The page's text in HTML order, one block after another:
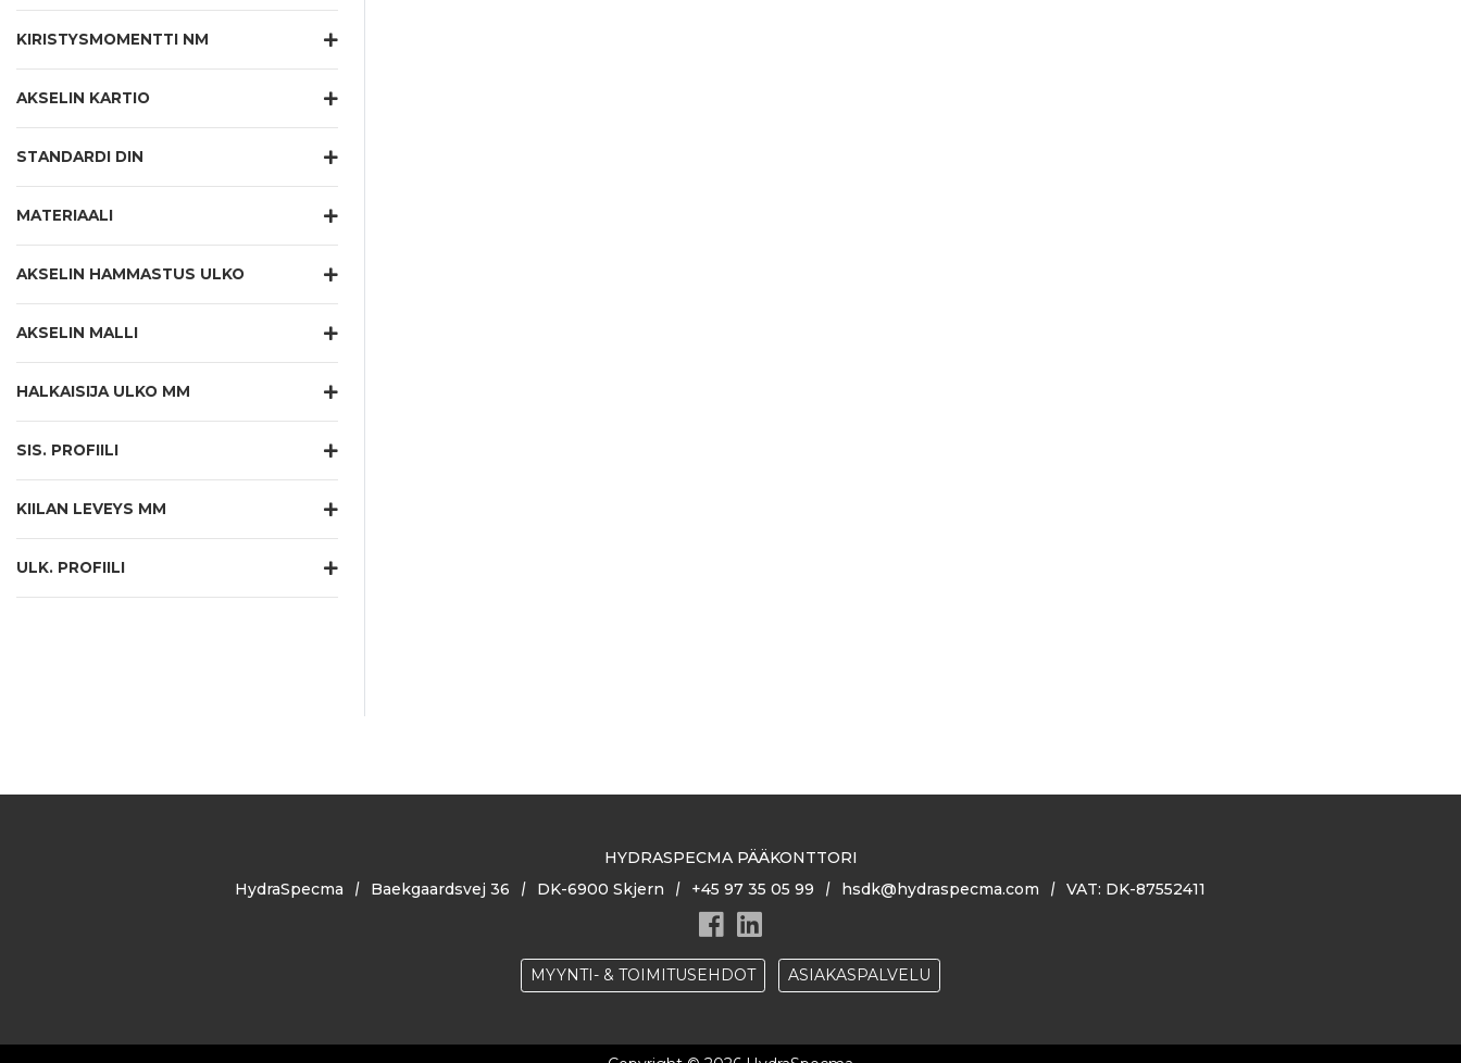
KIRISTYSMOMENTTI NM
AKSELIN KARTIO
STANDARDI DIN
MATERIAALI
AKSELIN HAMMASTUS ULKO
AKSELIN MALLI
HALKAISIJA ULKO MM
SIS. PROFIILI
KIILAN LEVEYS MM
ULK. PROFIILI
HYDRASPECMA PÄÄKONTTORI
HydraSpecma
Baekgaardsvej 36 DK-6900 Skjern +45 97 35 05 99 hsdk@hydraspecma.com VAT: DK-87552411
MYYNTI- & TOIMITUSEHDOT ASIAKASPALVELU